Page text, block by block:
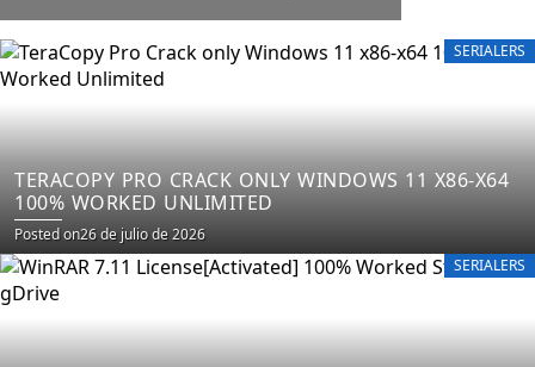
SERIALERS
TERACOPY PRO CRACK ONLY WINDOWS 11 X86-X64
100% WORKED UNLIMITED
Posted on26 de julio de 2026
SERIALERS